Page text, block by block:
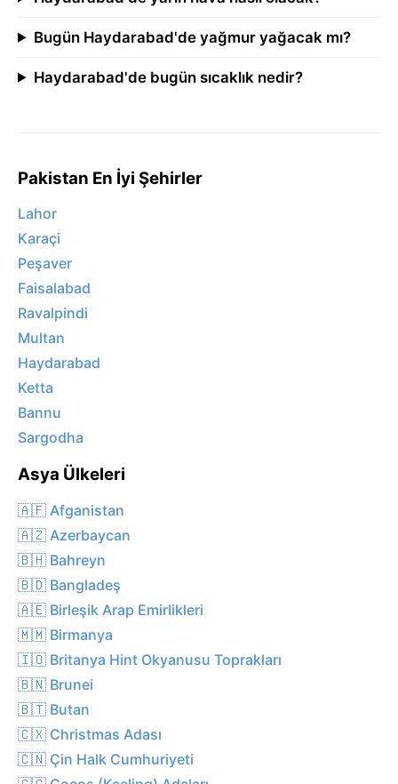
Bugün Haydarabad'de yağmur yağacak mı?
Haydarabad'de bugün sıcaklık nedir?
Pakistan En İyi Şehirler
Lahor
Karaçi
Peşaver
Faisalabad
Ravalpindi
Multan
Haydarabad
Ketta
Bannu
Sargodha
Asya Ülkeleri
🇦🇫 Afganistan
🇦🇿 Azerbaycan
🇧🇭 Bahreyn
🇧🇩 Bangladeş
🇦🇪 Birleşik Arap Emirlikleri
🇲🇲 Birmanya
🇮🇴 Britanya Hint Okyanusu Toprakları
🇧🇳 Brunei
🇧🇹 Butan
🇨🇽 Christmas Adası
🇨🇳 Çin Halk Cumhuriyeti